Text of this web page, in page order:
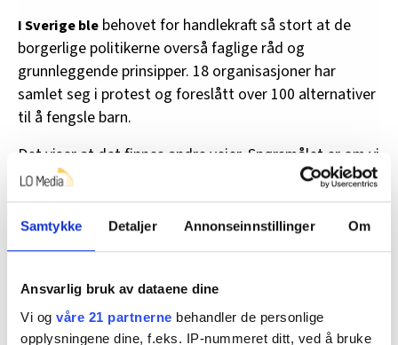
Samtykke Detaljer Annonseinnstillinger Om
Ansvarlig bruk av dataene dine
Vi og våre 21 partnerne behandler de personlige
opplysningene dine, f.eks. IP-nummeret ditt, ved å bruke
I Sverige ble behovet for handlekraft så stort at de
borgerlige politikerne overså faglige råd og
grunnleggende prinsipper. 18 organisasjoner har
samlet seg i protest og foreslått over 100 alternativer
til å fengsle barn.
Det viser at det finnes andre veier. Spørsmålet er om vi
er villige til å velge dem.
Sverige går foran
hvordan ansvaret for samfunnets svikt kan skyves over
hjemme:
Hvor sterkt står grunnleggende prinsipper om barn,